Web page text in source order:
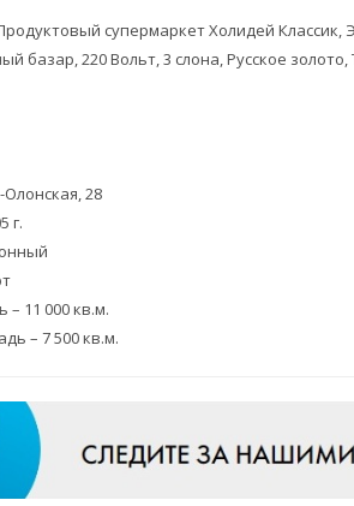
супермаркет Холидей
базар, 220 Вольт, 3 слона, Русское
28
г.
11 000 кв.м.
– 7 500 кв.м.